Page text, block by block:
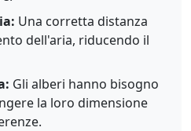
Una corretta distanza
dell'aria, riducendo il
Gli alberi hanno bisogno
la loro dimensione